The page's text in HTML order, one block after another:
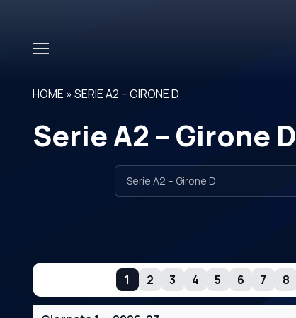
HOME »SERIE A2 – GIRONE D
Serie A2 – Girone D
1 2 3 4 5 6 7 8